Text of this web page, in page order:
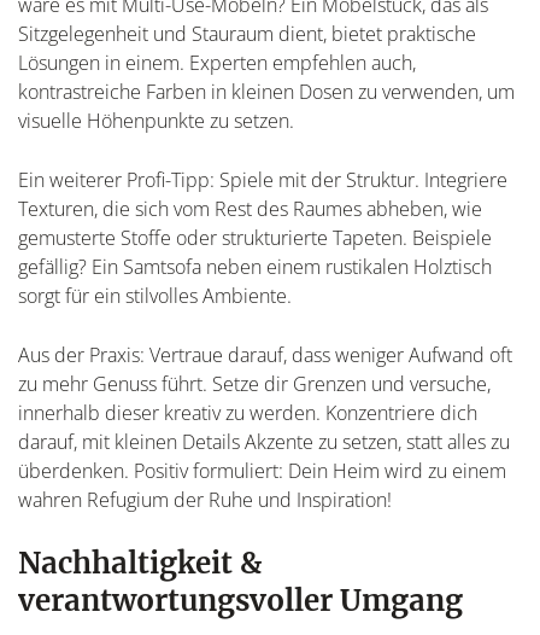
Sitzgelegenheit und Stauraum dient, bietet praktische
Lösungen in einem. Experten empfehlen auch,
kontrastreiche Farben in kleinen Dosen zu verwenden, um
visuelle Höhenpunkte zu setzen.
Ein weiterer Profi-Tipp: Spiele mit der Struktur. Integriere
Texturen, die sich vom Rest des Raumes abheben, wie
gemusterte Stoffe oder strukturierte Tapeten. Beispiele
gefällig? Ein Samtsofa neben einem rustikalen Holztisch
sorgt für ein stilvolles Ambiente.
Aus der Praxis: Vertraue darauf, dass weniger Aufwand oft
zu mehr Genuss führt. Setze dir Grenzen und versuche,
innerhalb dieser kreativ zu werden. Konzentriere dich
darauf, mit kleinen Details Akzente zu setzen, statt alles zu
überdenken. Positiv formuliert: Dein Heim wird zu einem
wahren Refugium der Ruhe und Inspiration!
Nachhaltigkeit &
verantwortungsvoller Umgang